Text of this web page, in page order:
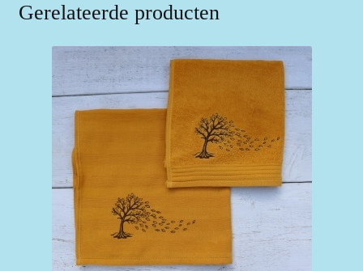
Gerelateerde producten